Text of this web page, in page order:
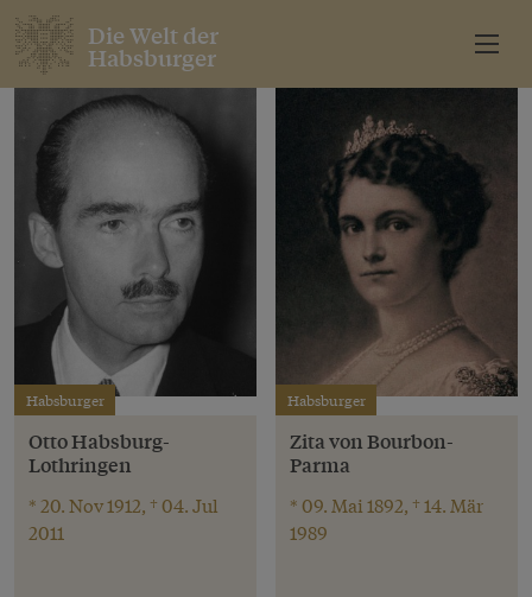
Die Welt der
Habsburger
Habsburger
Otto Habsburg-
Lothringen
* 20. Nov 1912, † 04. Jul
2011
Habsburger
Zita von Bourbon-
Parma
* 09. Mai 1892, † 14. Mär
1989